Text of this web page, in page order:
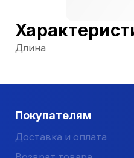
Длина
Покупателям
Доставка и оплата